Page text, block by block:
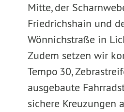
Mitte, der
Friedrichshain und
Wönnichstraße in
Zudem setzen wir
Tempo 30,
ausgebaute
sichere Kreuzungen